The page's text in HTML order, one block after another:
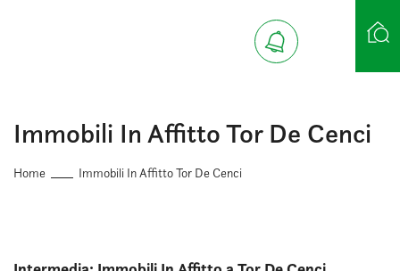
Ricerca case
Immobili In Affitto Tor De Cenci
Home Immobili In Affitto Tor De Cenci